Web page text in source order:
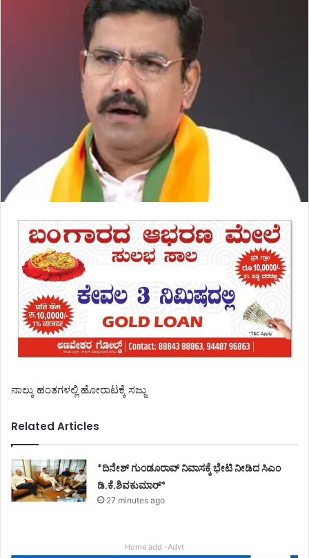
ನಾಲ್ಕು ಹಂತಗಳಲ್ಲಿ ಹೋರಾಟಕ್ಕೆ ಸಜ್ಜು
Related Articles
*ದಿನೇಶ್ ಗುಂಡೂರಾವ್ ನಿವಾಸಕ್ಕೆ ಭೇಟಿ ನೀಡಿದ ಸಿಎಂ
ಡಿ.ಕೆ.ಶಿವಕುಮಾರ್*
27 minutes ago
Home add -Advt